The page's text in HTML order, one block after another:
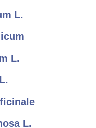
L.
L.
L.